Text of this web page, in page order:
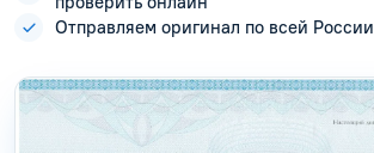
Отправляем оригинал по всей России